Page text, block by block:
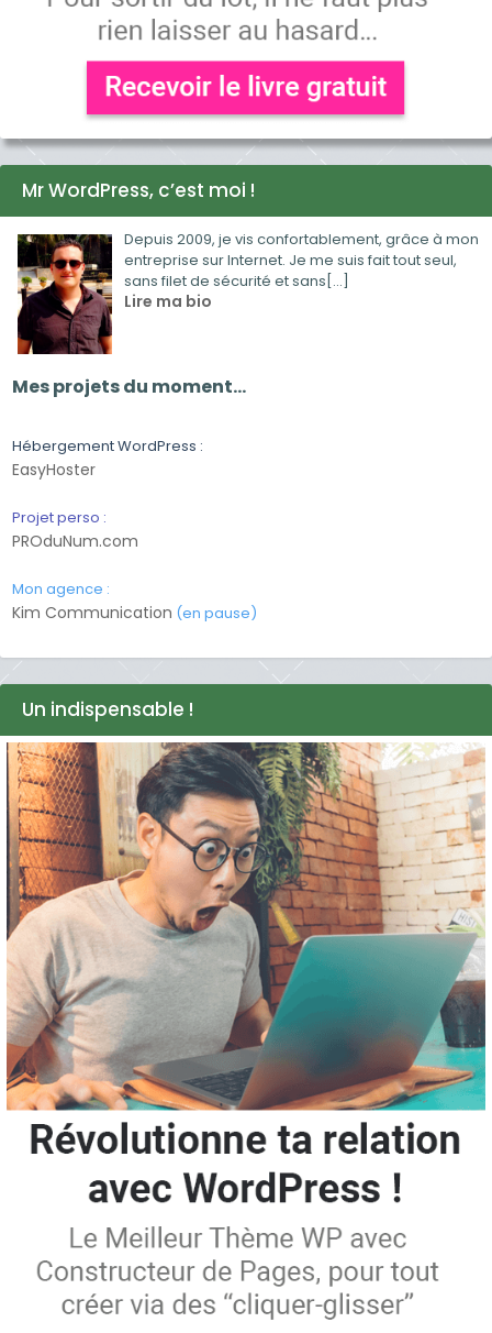
Mr WordPress, c’est moi !
Depuis 2009, je vis confortablement, grâce à mon
entreprise sur Internet. Je me suis fait tout seul,
sans filet de sécurité et sans[...]
Lire ma bio
Mes projets du moment…
Hébergement WordPress :
EasyHoster
Projet perso :
PROduNum.com
Mon agence :
Kim Communication (en pause)
Un indispensable !